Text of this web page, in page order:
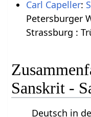
Carl Capeller:
Petersburger
Strassburg :
Sanskrit -
Deutsch in